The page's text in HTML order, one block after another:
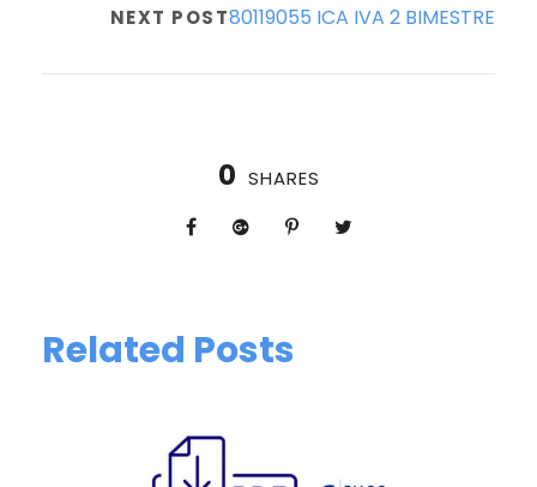
NEXT POST80119055 ICA IVA 2 BIMESTRE
0 SHARES
Related Posts